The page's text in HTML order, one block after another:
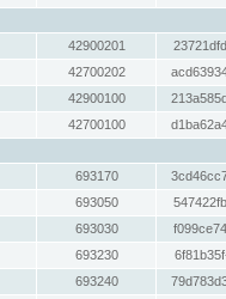
42900201
42700202
42900100
42700100
693170
693050
693030
693230
693240